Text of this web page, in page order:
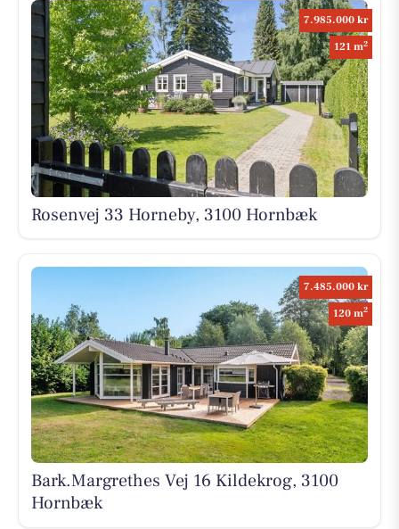
7.985.000 kr
121 m2
Rosenvej 33 Horneby, 3100 Hornbæk
7.485.000 kr
120 m2
Bark.Margrethes Vej 16 Kildekrog, 3100
Hornbæk